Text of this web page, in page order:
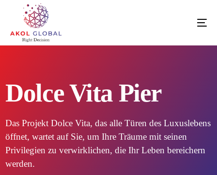
Dolce Vita Pier
Das Projekt Dolce Vita, das alle Türen des Luxuslebens
öffnet, wartet auf Sie, um Ihre Träume mit seinen
Privilegien zu verwirklichen, die Ihr Leben bereichern
werden.